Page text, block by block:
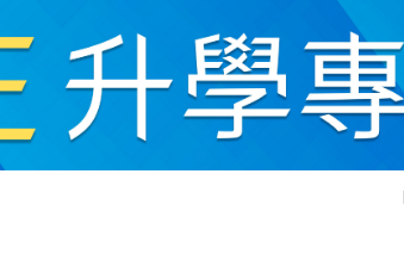
健康 科技 影片